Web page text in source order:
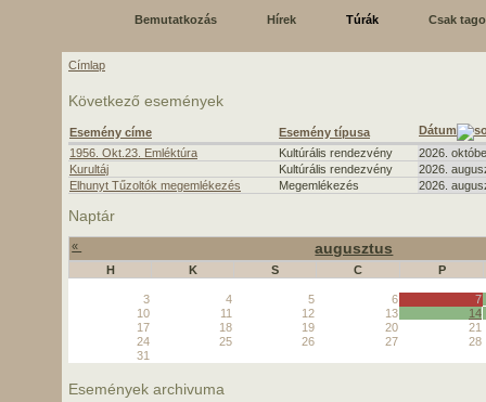
Bemutatkozás Hírek Túrák Csak
Címlap
Következő események
Esemény címe Esemény típusa
Dátum
1956. Okt.23. Emléktúra
Kultúrális rendezvény
2026.
Kurultáj
Kultúrális rendezvény
2026.
Elhunyt Tűzoltók megemlékezés
Megemlékezés 2026.
Naptár
« augusztus
H K S C P
3 4 5 6
7
10
11 12 13
14
17
18 19 20
21
24
25 26 27
28
31
Események archivuma